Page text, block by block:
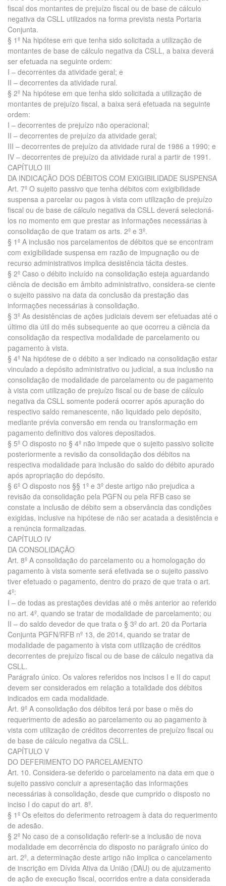
fiscal dos montantes de prejuízo fiscal ou de base de cálculo
negativa da CSLL utilizados na forma prevista nesta Portaria
Conjunta.
§ 1º Na hipótese em que tenha sido solicitada a utilização de
montantes de base de cálculo negativa da CSLL, a baixa deverá
ser efetuada na seguinte ordem:
I – decorrentes da atividade geral; e
II – decorrentes da atividade rural.
§ 2º Na hipótese em que tenha sido solicitada a utilização de
montantes de prejuízo fiscal, a baixa será efetuada na seguinte
ordem:
I – decorrentes de prejuízo não operacional;
II – decorrentes de prejuízo da atividade geral;
III – decorrentes de prejuízo da atividade rural de 1986 a 1990; e
IV – decorrentes de prejuízo da atividade rural a partir de 1991.
CAPÍTULO III
DA INDICAÇÃO DOS DÉBITOS COM EXIGIBILIDADE SUSPENSA
Art. 7º O sujeito passivo que tenha débitos com exigibilidade
suspensa a parcelar ou pagos à vista com utilização de prejuízo
fiscal ou de base de cálculo negativa da CSLL deverá selecioná-
los no momento em que prestar as informações necessárias à
consolidação de que tratam os arts. 2º e 3º.
§ 1º A inclusão nos parcelamentos de débitos que se encontram
com exigibilidade suspensa em razão de impugnação ou de
recurso administrativos implica desistência tácita destes.
§ 2º Caso o débito incluído na consolidação esteja aguardando
ciência de decisão em âmbito administrativo, considera-se ciente
o sujeito passivo na data da conclusão da prestação das
informações necessárias à consolidação.
§ 3º As desistências de ações judiciais devem ser efetuadas até o
último dia útil do mês subsequente ao que ocorreu a ciência da
consolidação da respectiva modalidade de parcelamento ou
pagamento à vista.
§ 4º Na hipótese de o débito a ser indicado na consolidação estar
vinculado a depósito administrativo ou judicial, a sua inclusão na
consolidação de modalidade de parcelamento ou de pagamento
à vista com utilização de prejuízo fiscal ou de base de cálculo
negativa da CSLL somente poderá ocorrer após apuração do
respectivo saldo remanescente, não liquidado pelo depósito,
mediante prévia conversão em renda ou transformação em
pagamento definitivo dos valores depositados.
§ 5º O disposto no § 4º não impede que o sujeito passivo solicite
posteriormente a revisão da consolidação dos débitos na
respectiva modalidade para inclusão do saldo do débito apurado
após apropriação do depósito.
§ 6º O disposto nos §§ 1º e 3º deste artigo não prejudica a
revisão da consolidação pela PGFN ou pela RFB caso se
constate a inclusão de débito sem a observância das condições
exigidas, inclusive na hipótese de não ser acatada a desistência e
a renúncia formalizadas.
CAPÍTULO IV
DA CONSOLIDAÇÃO
Art. 8º A consolidação do parcelamento ou a homologação do
pagamento à vista somente será efetivada se o sujeito passivo
tiver efetuado o pagamento, dentro do prazo de que trata o art.
4º:
I – de todas as prestações devidas até o mês anterior ao referido
no art. 4º, quando se tratar de modalidade de parcelamento; ou
II – do saldo devedor de que trata o § 3º do art. 20 da Portaria
Conjunta PGFN/RFB nº 13, de 2014, quando se tratar de
modalidade de pagamento à vista com utilização de créditos
decorrentes de prejuízo fiscal ou de base de cálculo negativa da
CSLL.
Parágrafo único. Os valores referidos nos incisos I e II do caput
devem ser considerados em relação a totalidade dos débitos
indicados em cada modalidade.
Art. 9º A consolidação dos débitos terá por base o mês do
requerimento de adesão ao parcelamento ou ao pagamento à
vista com utilização de créditos decorrentes de prejuízo fiscal ou
de base de cálculo negativa da CSLL.
CAPÍTULO V
DO DEFERIMENTO DO PARCELAMENTO
Art. 10. Considera-se deferido o parcelamento na data em que o
sujeito passivo concluir a apresentação das informações
necessárias à consolidação, desde que cumprido o disposto no
inciso I do caput do art. 8º.
§ 1º Os efeitos do deferimento retroagem à data do requerimento
de adesão.
§ 2º No caso de a consolidação referir-se a inclusão de nova
modalidade em decorrência do disposto no parágrafo único do
art. 2º, a determinação deste artigo não implica o cancelamento
de inscrição em Dívida Ativa da União (DAU) ou de ajuizamento
de ação de execução fiscal, ocorridos entre a data considerada